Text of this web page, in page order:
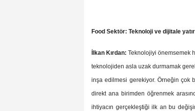
Food Sektör: Teknoloji ve dijitale
İlkan Kırdan: Teknolojiyi önemsemek
teknolojiden asla uzak durmamak
inşa edilmesi gerekiyor. Örneğin çok
direkt ana birimden öğrenmek
ihtiyacın gerçekleştiği ilk an bu